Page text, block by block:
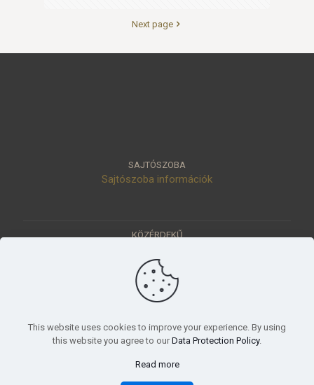
Next page
SAJTÓSZOBA
Sajtószoba információk
KÖZÉRDEKŰ
Értéktár
Pályázatok
Tudományos beszámoló, küldetésnyilatkozat
© 2023 Móra Ferenc Múzeum, Szeged
This website uses cookies to improve your experience. By using
this website you agree to our Data Protection Policy.
Read more